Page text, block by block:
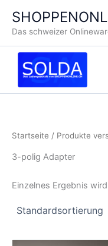
Inhalt
springen
Das schweizer
Startseite / Produkte
3-polig Adapter
Einzelnes Ergebnis